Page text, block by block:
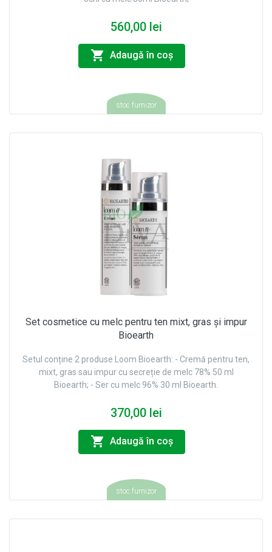
560,00 lei
Adaugă în coş
stoc furnizor
Set cosmetice cu melc pentru ten mixt, gras și impur
Bioearth
Setul conține 2 produse Loom Bioearth: - Cremă pentru ten,
mixt, gras sau impur cu secreție de melc 78% 50 ml
Bioearth; - Ser cu melc 96% 30 ml Bioearth.
370,00 lei
Adaugă în coş
stoc furnizor